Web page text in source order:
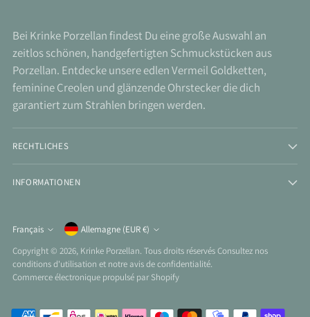
Bei Krinke Porzellan findest Du eine große Auswahl an
zeitlos schönen, handgefertigten Schmuckstücken aus
Porzellan. Entdecke unsere edlen Vermeil Goldketten,
feminine Creolen und glänzende Ohrstecker die dich
garantiert zum Strahlen bringen werden.
RECHTLICHES
INFORMATIONEN
Langue
Français Monnaie
Allemagne (EUR €)
Copyright © 2026, Krinke Porzellan. Tous droits réservés Consultez nos
conditions d'utilisation et notre avis de confidentialité.
Commerce électronique propulsé par Shopify